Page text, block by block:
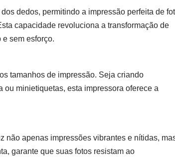
dedos, permitindo a impressão perfeita de
capacidade revoluciona a transformação de
sem esforço.
tamanhos de impressão. Seja criando
ou minietiquetas, esta impressora oferece a
não apenas impressões vibrantes e nítidas,
garante que suas fotos resistam ao